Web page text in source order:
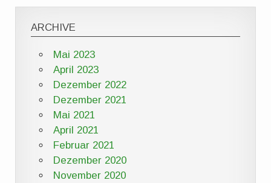
ARCHIVE
Mai 2023
April 2023
Dezember 2022
Dezember 2021
Mai 2021
April 2021
Februar 2021
Dezember 2020
November 2020